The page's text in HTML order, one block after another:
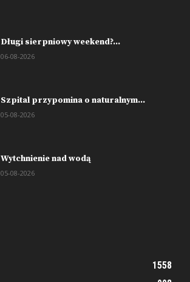
Długi sierpniowy weekend?...
06-08-2026
Szpital przypomina o naturalnym...
05-08-2026
Wytchnienie nad wodą
05-08-2026
1558